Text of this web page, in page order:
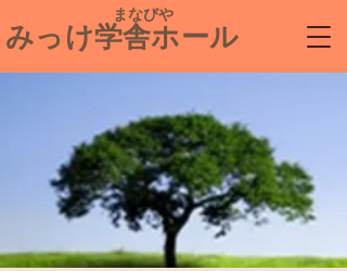
​ まなびや
みっけ学舎ホール